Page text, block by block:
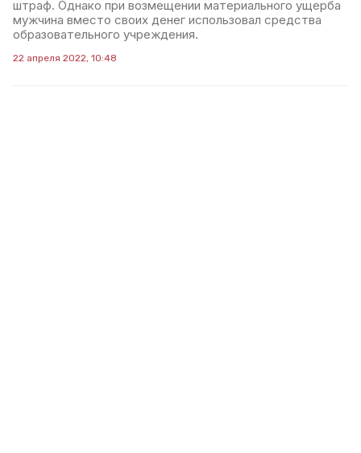
штраф. Однако при возмещении материального ущерба
мужчина вместо своих денег использовал средства
образовательного учреждения.
22 апреля 2022, 10:48